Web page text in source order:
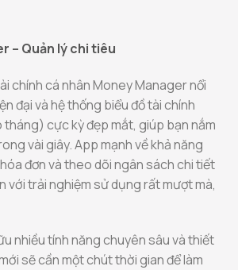
– Quản lý chi tiêu
chính cá nhân Money Manager nổi
đại và hệ thống biểu đồ tài chính
cực kỳ đẹp mắt, giúp bạn nắm
vài giây. App mạnh về khả năng
đơn và theo dõi ngân sách chi tiết
với trải nghiệm sử dụng rất mượt mà,
nhiều tính năng chuyên sâu và thiết
sẽ cần một chút thời gian để làm